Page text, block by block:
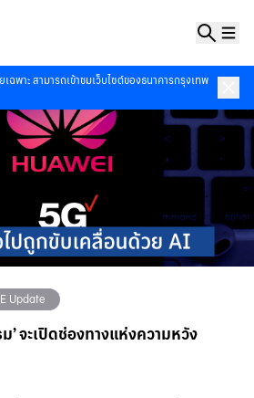
ฉพาะ สามารถเข้าชมเว็บไซต์ของธนาคารกรุงเทพ
Update
’ จะเปิดช่องทางแห่งความหวัง